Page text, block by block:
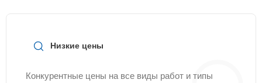
Низкие цены
Конкурентные цены на все виды работ и типы